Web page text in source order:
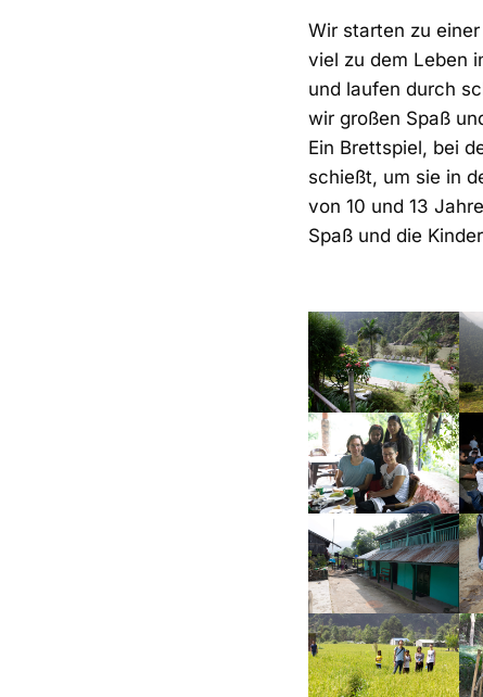
Wir starten zu
viel zu dem Leben
und laufen durch
wir großen Spaß
Ein Brettspiel, bei
schießt, um sie in
von 10 und 13
Spaß und die